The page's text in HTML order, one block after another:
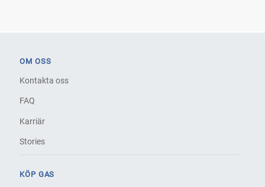
OM OSS
Kontakta oss
FAQ
Karriär
Stories
KÖP GAS